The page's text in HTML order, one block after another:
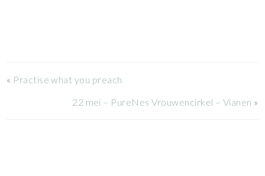
« Practise what you preach
22 mei – PureNes Vrouwencirkel – Vianen »